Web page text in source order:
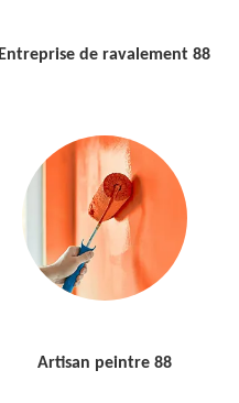
Entreprise de ravalement 88
Artisan peintre 88